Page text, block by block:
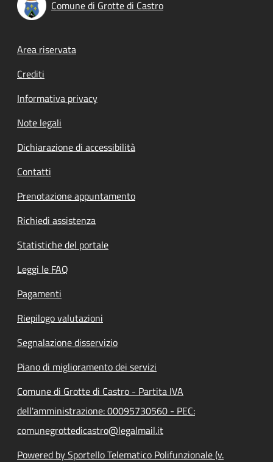
Comune di Grotte di Castro
Footer menu
Area riservata
Crediti
Informativa privacy
Note legali
Dichiarazione di accessibilità
Contatti
Prenotazione appuntamento
Richiedi assistenza
Statistiche del portale
Leggi le FAQ
Pagamenti
Riepilogo valutazioni
Segnalazione disservizio
Piano di miglioramento dei servizi
Comune di Grotte di Castro - Partita IVA
dell'amministrazione: 00095730560 - PEC:
comunegrottedicastro@legalmail.it
Powered by Sportello Telematico Polifunzionale (v.